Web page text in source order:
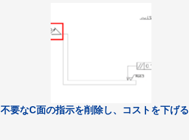
不要なC面の指示を削除し、コストを下げる